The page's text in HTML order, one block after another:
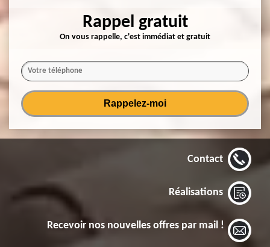
Rappel gratuit
On vous rappelle, c'est immédiat et gratuit
Contact
Réalisations
Recevoir nos nouvelles offres par mail !